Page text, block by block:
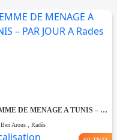
FEMME DE MENAGE A TUNIS – PAR JOUR A Rades
Ben Arous , Radès